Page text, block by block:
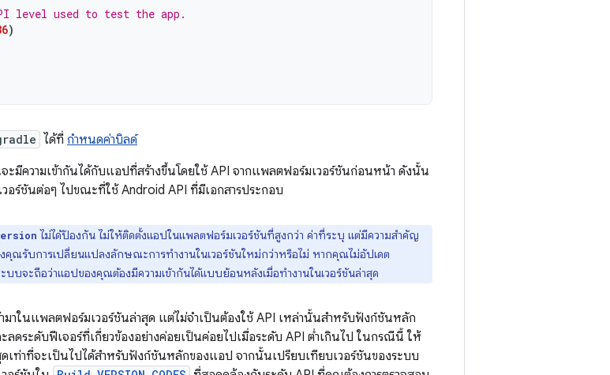
level used to test the app.
)
ได้ที่ กำหนดค่าบิลด์
ะมีความเข้ากันได้กับแอปที่สร้างขึ้นโดยใช้ API จากแพลตฟอร์มเวอร์ชันก่อนหน้า ดังนั้น
อร์ชันต่อๆ ไปขณะที่ใช้ Android API ที่มีเอกสารประกอบ
ไม่ได้ป้องกัน ไม่ให้ติดตั้งแอปในแพลตฟอร์มเวอร์ชันที่สูงกว่า ค่าที่ระบุ แต่มีความสำคัญ
ณรับการเปลี่ยนแปลงลักษณะการทำงานในเวอร์ชันใหม่กว่าหรือไม่ หากคุณไม่อัปเดต
ะบบจะถือว่าแอปของคุณต้องมีความเข้ากันได้แบบย้อนหลังเมื่อทำงานในเวอร์ชันล่าสุด
มาในแพลตฟอร์มเวอร์ชันล่าสุด แต่ไม่จำเป็นต้องใช้ API เหล่านั้นสำหรับฟังก์ชันหลัก
ดระดับฟีเจอร์ที่เกี่ยวข้องอย่างค่อยเป็นค่อยไปเมื่อระดับ API ต่ำเกินไป ในกรณีนี้ ให้
ดเท่าที่จะเป็นไปได้สำหรับฟังก์ชันหลักของแอป จากนั้นเปรียบเทียบเวอร์ชันของระบบ